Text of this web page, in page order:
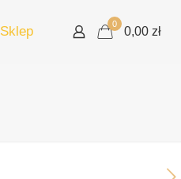
Sklep 0
0,00 zł